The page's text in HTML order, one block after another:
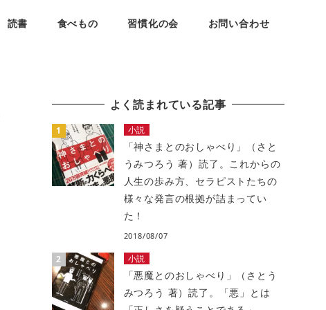
読書 食べもの 習慣化の会 お問い合わせ
よく読まれている記事
小説
「神さまとのおしゃべり」（さと
うみつろう 著）読了。これからの
人生の歩み方、セラピストたちの
様々な発言の根拠が詰まってい
た！
2018/08/07
小説
「悪魔とのおしゃべり」（さとう
みつろう 著）読了。「悪」とは